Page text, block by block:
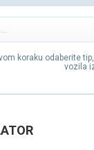
koraku odaberite
vozila